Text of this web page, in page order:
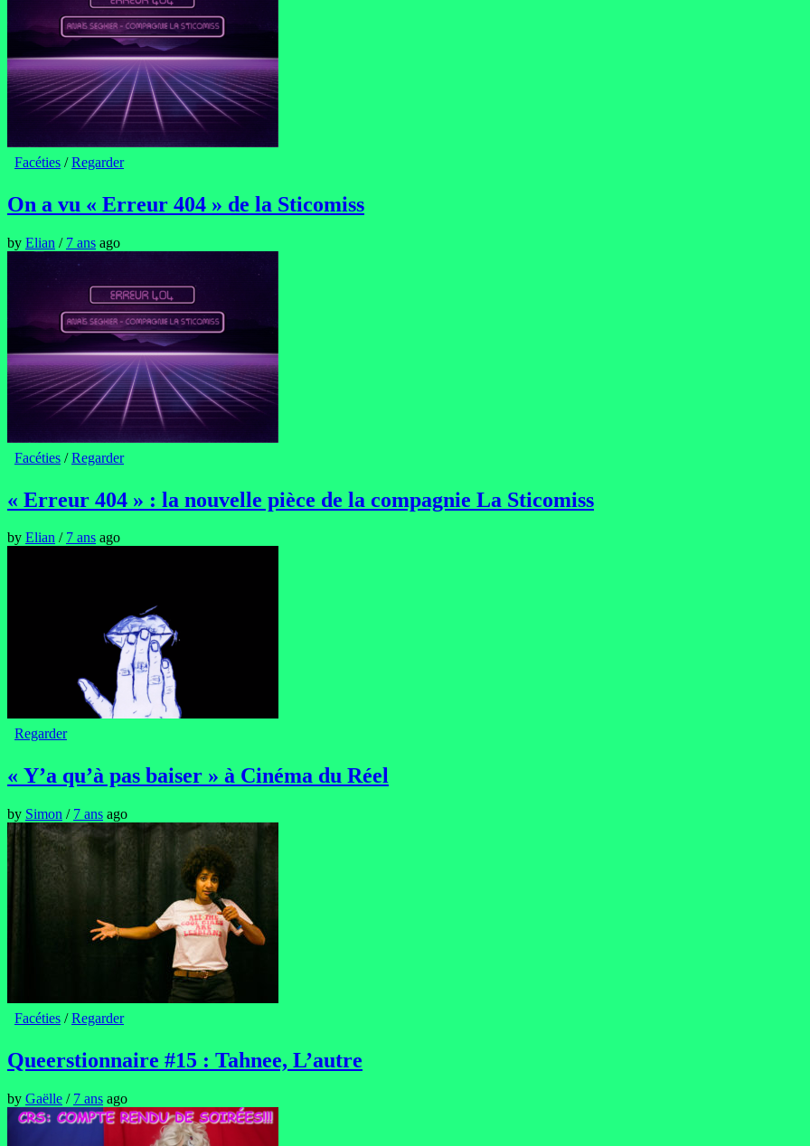
Facéties /Regarder
On a vu « Erreur 404 » de la Sticomiss
by Elian / 7 ans ago
Facéties /Regarder
« Erreur 404 » : la nouvelle pièce de la compagnie La Sticomiss
by Elian / 7 ans ago
Regarder
« Y’a qu’à pas baiser » à Cinéma du Réel
by Simon / 7 ans ago
Facéties /Regarder
Queerstionnaire #15 : Tahnee, L’autre
by Gaëlle / 7 ans ago